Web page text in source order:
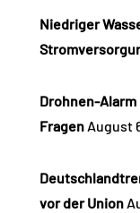
Niedriger
Drohnen-
Fragen August
vor der Union